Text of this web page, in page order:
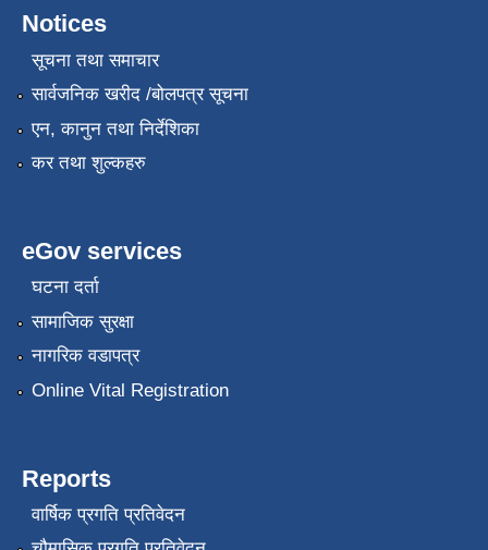
Notices
सूचना तथा समाचार
सार्वजनिक खरीद /बोलपत्र सूचना
एन, कानुन तथा निर्देशिका
कर तथा शुल्कहरु
eGov services
घटना दर्ता
सामाजिक सुरक्षा
नागरिक वडापत्र
Online Vital Registration
Reports
वार्षिक प्रगति प्रतिवेदन